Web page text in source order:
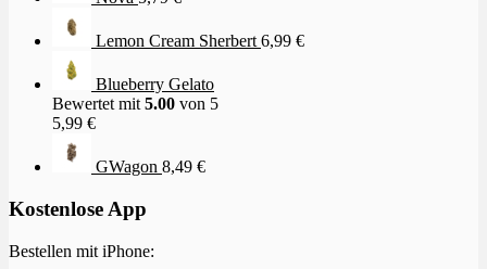
Lemon Cream Sherbert 6,99 €
Blueberry Gelato
Bewertet mit 5.00 von 5
5,99 €
GWagon 8,49 €
Kostenlose App
Bestellen mit iPhone: